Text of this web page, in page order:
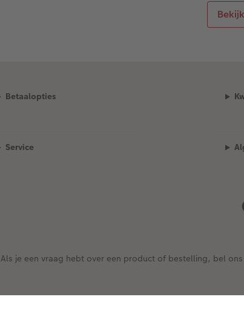
Betaalopties
Service
Als je een vraag hebt over een product of bestelling, bel